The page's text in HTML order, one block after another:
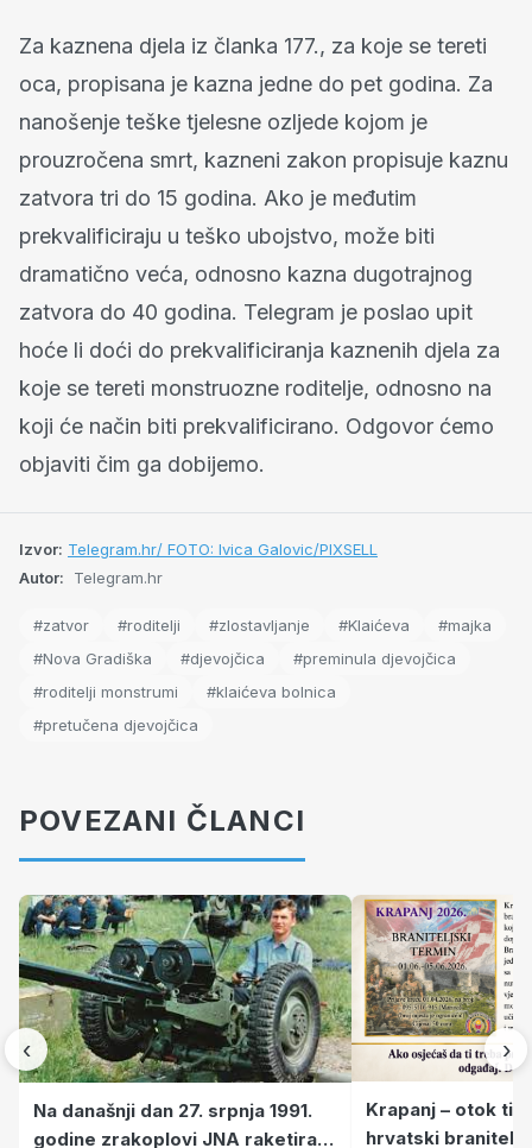
Za kaznena djela iz članka 177., za koje se tereti
oca, propisana je kazna jedne do pet godina. Za
nanošenje teške tjelesne ozljede kojom je
prouzročena smrt, kazneni zakon propisuje kaznu
zatvora tri do 15 godina. Ako je međutim
prekvalificiraju u teško ubojstvo, može biti
dramatično veća, odnosno kazna dugotrajnog
zatvora do 40 godina. Telegram je poslao upit
hoće li doći do prekvalificiranja kaznenih djela za
koje se tereti monstruozne roditelje, odnosno na
koji će način biti prekvalificirano. Odgovor ćemo
objaviti čim ga dobijemo.
Izvor: Telegram.hr/ FOTO: Ivica Galovic/PIXSELL
Autor:
Telegram.hr
#zatvor #roditelji #zlostavljanje #Klaićeva
#majka
#Nova Gradiška
#djevojčica
#preminula djevojčica
#roditelji monstrumi
#klaićeva bolnica
#pretučena djevojčica
POVEZANI ČLANCI
‹
Na današnji dan 27. srpnja 1991.
godine zrakoplovi JNA raketirali
Krapanj – otok
hrvatski branitelji
›